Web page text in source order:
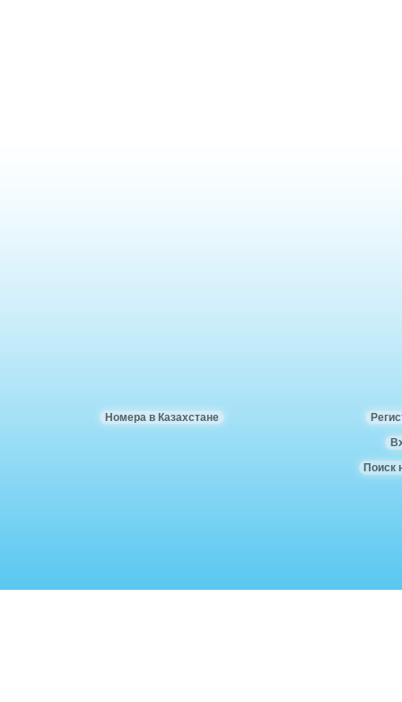
Номера в Казахстане
Поиск